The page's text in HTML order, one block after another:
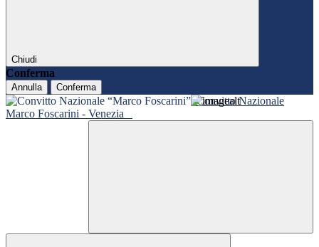
Chiudi
Conferma
Annulla Conferma
Convitto Nazionale
Marco Foscarini - Venezia